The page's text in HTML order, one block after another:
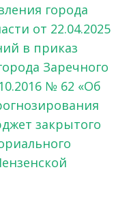
города
от 22.04.2025
в приказ
Заречного
№ 62 «Об
закрытого